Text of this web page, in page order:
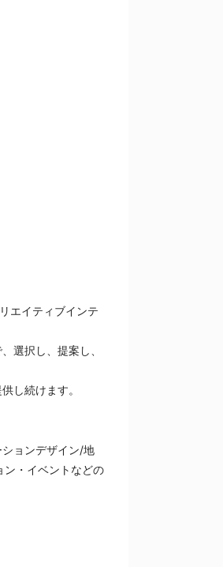
エイティブインテ
選択し、提案し、
し続けます。
ョンデザイン/地
ン・イベントなどの